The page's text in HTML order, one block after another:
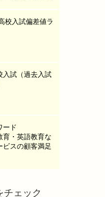
校入試偏差値ラ
入試（過去入試
ード
育・英語教育な
ビスの顧客満足
チェック